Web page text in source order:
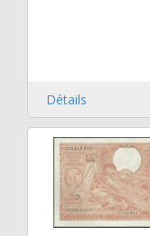
Détails